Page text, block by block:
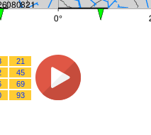
21
45
69
93